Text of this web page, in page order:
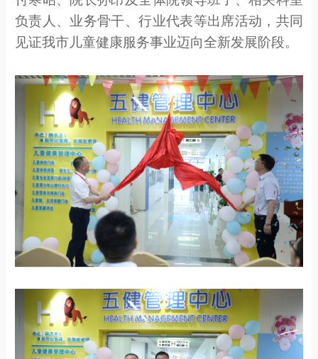
负责人、业务骨干、行业代表等出席活动，共同
见证我市儿童健康服务事业迈向全新发展阶段。